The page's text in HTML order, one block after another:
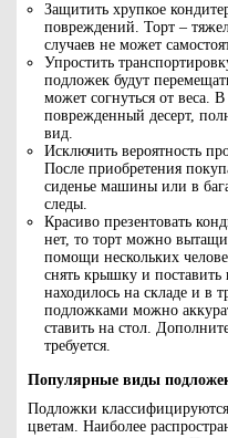
Защитить хрупкое
повреждений. Торт –
случаев не может
Упростить
подложек будут
может согнуться от веса. В
поврежденный десерт,
вид.
Исключить вероятность
После приобретения
сиденье машины или в
следы.
Красиво презентовать
нет, то торт можно
помощи нескольких
снять крышку и поставить
находилось на складе и в
подложками можно
ставить на стол.
требуется.
Популярные виды
Подложки
цветам. Наиболее